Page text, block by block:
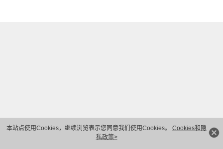
本站点使用Cookies，继续浏览表示您同意我们使用Cookies。 Cookies和隐
私政策>